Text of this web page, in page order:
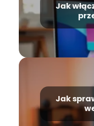
Jak
Jak